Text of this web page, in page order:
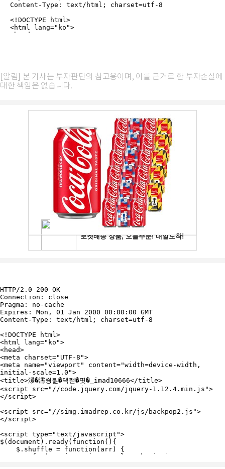
[알림] 본 기사는 투자판단의 참고용이며, 이를 근거로 한 투자손실에
대한 책임은 없습니다.